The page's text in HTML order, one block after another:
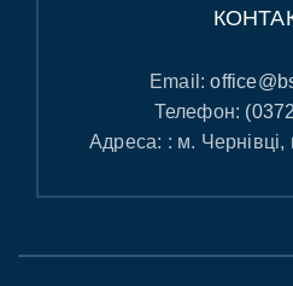
Email:
Телефон:
Адреса: : м. Чернівці,